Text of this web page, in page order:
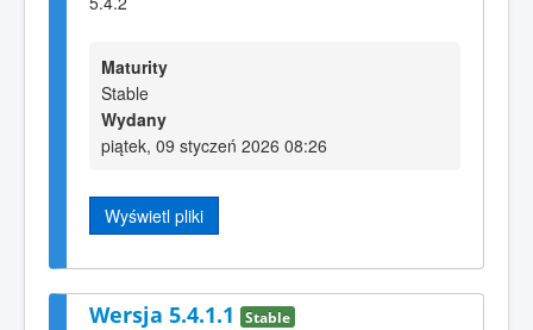
Maturity
Stable
Wydany
piątek, 09 styczeń 2026 08:26
Wyświetl pliki
Wersja 5.4.1.1 Stable